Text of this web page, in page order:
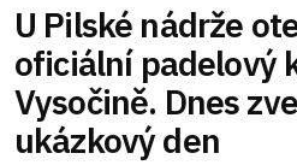
U Pilské nádrže
oficiální padelový
Vysočině. Dnes
ukázkový den